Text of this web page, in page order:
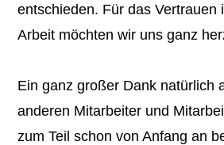
entschieden. Für das Vertrauen
Arbeit möchten wir uns ganz
Ein ganz großer Dank natürlich
anderen Mitarbeiter und
zum Teil schon von Anfang an